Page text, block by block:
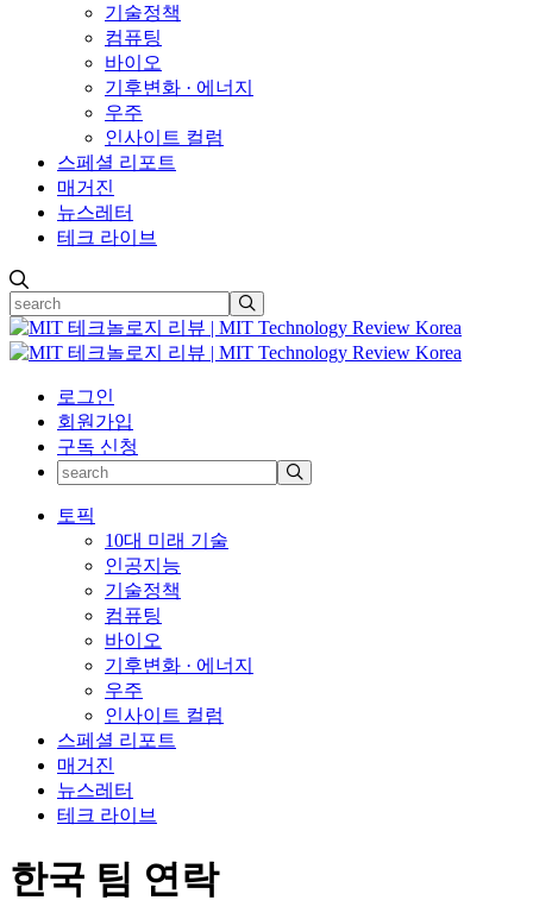
기술정책
컴퓨팅
바이오
기후변화 · 에너지
우주
인사이트 컬럼
스페셜 리포트
매거진
뉴스레터
테크 라이브
로그인
회원가입
구독 신청
토픽
10대 미래 기술
인공지능
기술정책
컴퓨팅
바이오
기후변화 · 에너지
우주
인사이트 컬럼
스페셜 리포트
매거진
뉴스레터
테크 라이브
한국 팀 연락